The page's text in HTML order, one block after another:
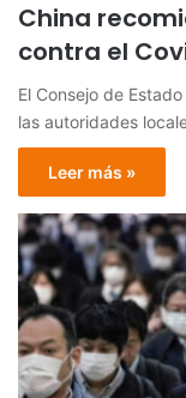
China
contra el
El Consejo de
las autoridades
Leer más »